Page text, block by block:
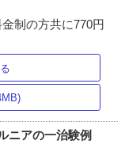
制の方共に770円
ニアの一治験例